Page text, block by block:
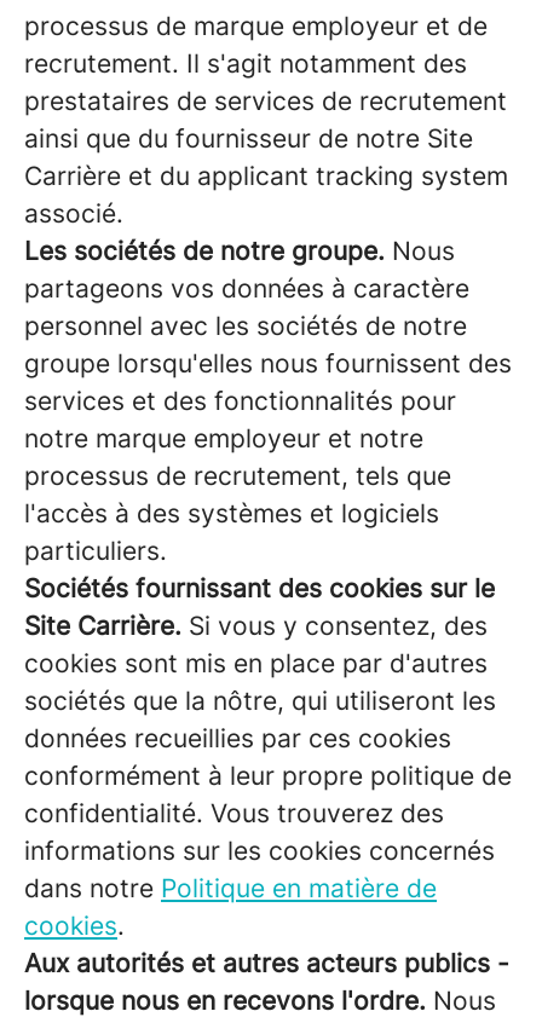
processus de marque employeur et de
recrutement. Il s'agit notamment des
prestataires de services de recrutement
ainsi que du fournisseur de notre Site
Carrière et du applicant tracking system
associé.
Les sociétés de notre groupe. Nous
partageons vos données à caractère
personnel avec les sociétés de notre
groupe lorsqu'elles nous fournissent des
services et des fonctionnalités pour
notre marque employeur et notre
processus de recrutement, tels que
l'accès à des systèmes et logiciels
particuliers.
Sociétés fournissant des cookies sur le
Site Carrière. Si vous y consentez, des
cookies sont mis en place par d'autres
sociétés que la nôtre, qui utiliseront les
données recueillies par ces cookies
conformément à leur propre politique de
confidentialité. Vous trouverez des
informations sur les cookies concernés
dans notre Politique en matière de
cookies.
Aux autorités et autres acteurs publics -
lorsque nous en recevons l'ordre. Nous